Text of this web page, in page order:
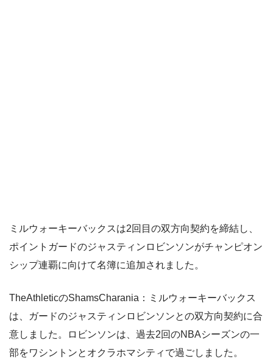
ミルウォーキーバックスは2回目の双方向契約を締結し、
ポイントガードのジャスティンロビンソンがチャンピオン
シップ連覇に向けて名簿に追加されました。
TheAthleticのShamsCharania：ミルウォーキーバックス
は、ガードのジャスティンロビンソンとの双方向契約に合
意しました。ロビンソンは、過去2回のNBAシーズンの一
部をワシントンとオクラホマシティで過ごしました。